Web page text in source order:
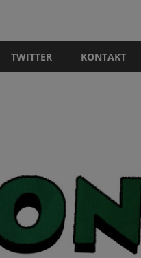
TWITTER KONTAKT